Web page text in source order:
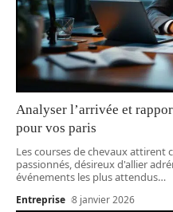
Analyser l’arrivée et
pour vos paris
Les courses de chevaux attirent
passionnés, désireux d'allier
événements les plus attendus…
Entreprise 8 janvier 2026